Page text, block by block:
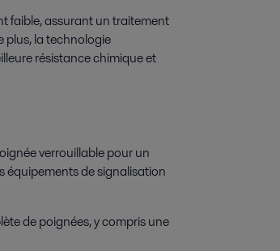
faible, assurant un traitement
plus, la technologie
résistance chimique et
verrouillable pour un
de signalisation
de poignées, y compris une